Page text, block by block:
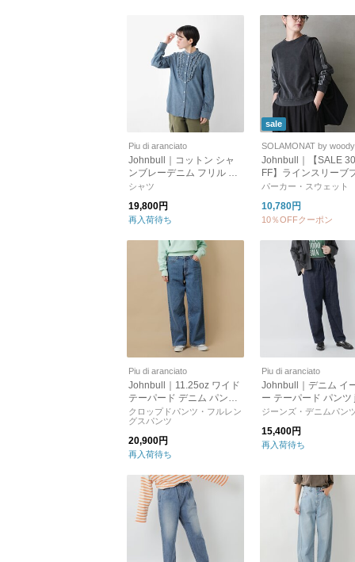
Piu di aranciato
Johnbull｜コットン シャ
ンブレーデニム フリル シ
ャツ jl231s06-mn
シャツ
19,800円
再入荷待ち
sale
Johnbull｜【SALE
FF】ラインスリーブ
オーバー トップス カ
261c05
パーカー・スウェット
10,780円
10％OFFクーポン
Piu di aranciato
Johnbull｜11.25oz ワイド
テーパード デニム パンツ j
y241p01-same1-mn
クロップドパンツ・フルレン
グスパンツ
20,900円
再入荷待ち
Piu di aranciato
Johnbull｜デニム イ
ー テーパード パンツ
p24-ms
ジーンズ・デニムパン
15,400円
再入荷待ち